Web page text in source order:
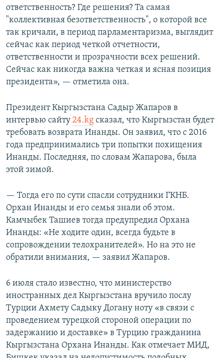
ответственность? Где решения? Та самая
"коллективная безответственность", о которой все
так кричали, в период парламентаризма, выглядит
сейчас как период четкой отчетности,
ответственности и прозрачности всех решений.
Сейчас как никогда важна четкая и ясная позиция
президента», — отметила она.
Президент Кыргызстана Садыр Жапаров в
интервью сайту 24.kg сказал, что Кыргызстан будет
требовать возврата Инанды. Он заявил, что с 2016
года предпринимались три попытки похищения
Инанды. Последняя, по словам Жапарова, была
этой зимой.
— Тогда его по сути спасли сотрудники ГКНБ.
Орхан Инанды и его семья знали об этом.
Камчыбек Ташиев тогда предупредил Орхана
Инанды: «Не ходите один, всегда будьте в
сопровождении телохранителей». Но на это не
обратили внимания, — заявил Жапаров.
6 июля стало известно, что министерство
иностранных дел Кыргызстана вручило послу
Турции Ахмету Садыку Догану ноту «в связи с
проведением турецкой стороной операции по
задержанию и доставке» в Турцию гражданина
Кыргызстана Орхана Инанды. Как отмечает МИД,